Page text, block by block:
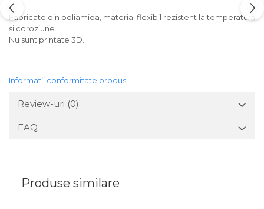
Fabricate din poliamida, material flexibil rezistent la temperatura
si coroziune.
Nu sunt printate 3D.
Informatii conformitate produs
Review-uri (0)
FAQ
Produse similare